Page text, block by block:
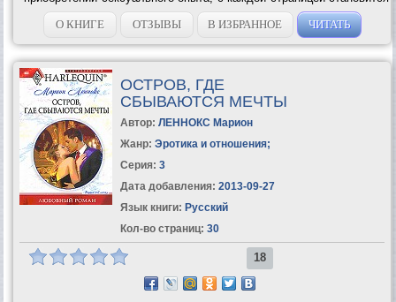
все более детективной…» Goteborg Vitterhetsuanner; «Благодаря
Эве Хансен читательницам больше не придется выбирать...
О КНИГЕ ОТЗЫВЫ В ИЗБРАННОЕ ЧИТАТЬ
ОСТРОВ, ГДЕ
СБЫВАЮТСЯ МЕЧТЫ
Автор: ЛЕННОКС Марион
Жанр: Эротика и отношения;
Серия: 3
Дата добавления: 2013-09-27
Язык книги: Русский
Кол-во страниц: 30
18